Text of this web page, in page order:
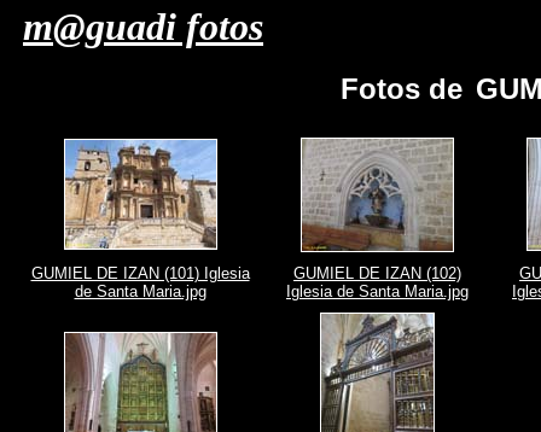
m@guadi fotos
Fotos de
GUMIEL DE IZAN (101) Iglesia
de Santa Maria.jpg
GUMIEL DE IZAN (102)
Iglesia de Santa Maria.jpg